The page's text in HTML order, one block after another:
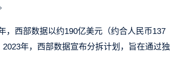
，西部数据以约190亿美元（约合人民币137
年，西部数据宣布分拆计划，旨在通过独